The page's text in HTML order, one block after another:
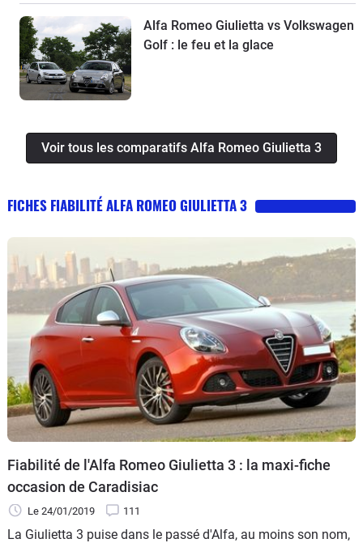
Alfa Romeo Giulietta vs Volkswagen
Golf : le feu et la glace
Voir tous les comparatifs Alfa Romeo Giulietta 3
FICHES FIABILITÉ ALFA ROMEO GIULIETTA 3
Fiabilité de l'Alfa Romeo Giulietta 3 : la maxi-fiche
occasion de Caradisiac
Le 24/01/2019 111
La Giulietta 3 puise dans le passé d'Alfa, au moins son nom,